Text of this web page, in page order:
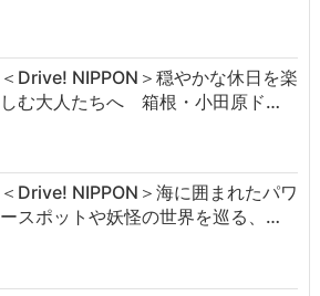
＜Drive! NIPPON＞穏やかな休日を楽
しむ大人たちへ 箱根・小田原ド…
＜Drive! NIPPON＞海に囲まれたパワ
ースポットや妖怪の世界を巡る、…